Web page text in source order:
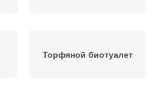
Торфяной биотуалет